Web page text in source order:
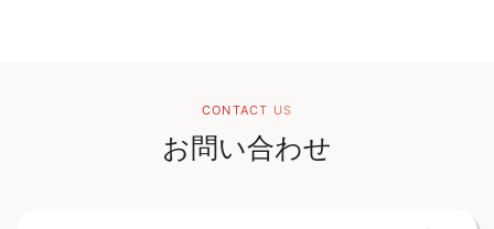
CONTACT US
お問い合わせ